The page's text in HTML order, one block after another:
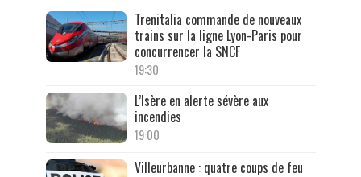
Trenitalia commande de nouveaux
trains sur la ligne Lyon-Paris pour
concurrencer la SNCF
19:30
L’Isère en alerte sévère aux
incendies
19:00
Villeurbanne : quatre coups de feu